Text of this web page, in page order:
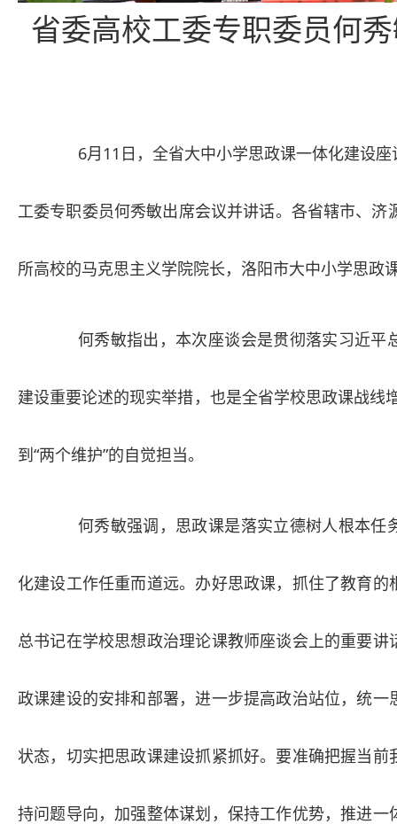
省委高校工委专职委员何
6月11日，全省大中小学思政课一体化建设
工委专职委员何秀敏出席会议并讲话。各省辖市、
所高校的马克思主义学院院长，洛阳市大中小学思政
何秀敏指出，本次座谈会是贯彻落实习近平
建设重要论述的现实举措，也是全省学校思政课战线
到“两个维护”的自觉担当。
何秀敏强调，思政课是落实立德树人根本任
化建设工作任重而道远。办好思政课，抓住了教育
总书记在学校思想政治理论课教师座谈会上的重要
政课建设的安排和部署，进一步提高政治站位，统
状态，切实把思政课建设抓紧抓好。要准确把握当
持问题导向，加强整体谋划，保持工作优势，推进